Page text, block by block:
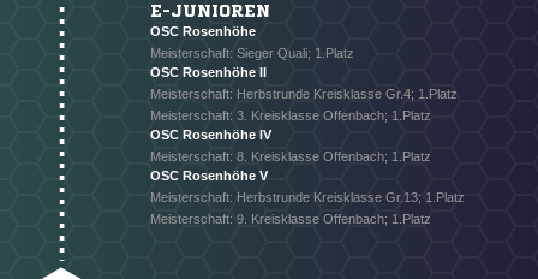
NACHRICHT SENDEN
* Pflichtfelder
E-JUNIOREN
OSC Rosenhöhe
Meisterschaft: Sieger Quali; 1.Platz
OSC Rosenhöhe II
Meisterschaft: Herbstrunde Kreisklasse Gr.4; 1.Platz
Meisterschaft: 3. Kreisklasse Offenbach; 1.Platz
OSC Rosenhöhe IV
Meisterschaft: 8. Kreisklasse Offenbach; 1.Platz
OSC Rosenhöhe V
Meisterschaft: Herbstrunde Kreisklasse Gr.13; 1.Platz
Meisterschaft: 9. Kreisklasse Offenbach; 1.Platz